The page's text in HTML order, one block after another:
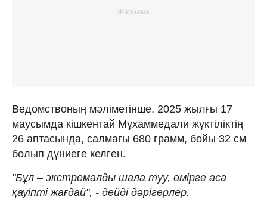
Ведомствоның мәліметінше, 2025 жылғы 17
маусымда кішкентай Мұхаммедали жүктіліктің
26 аптасында, салмағы 680 грамм, бойы 32 см
болып дүниеге келген.
"Бұл – экстремалды шала туу, өмірге аса
қауіпті жағдай", - дейді дәрігерлер.